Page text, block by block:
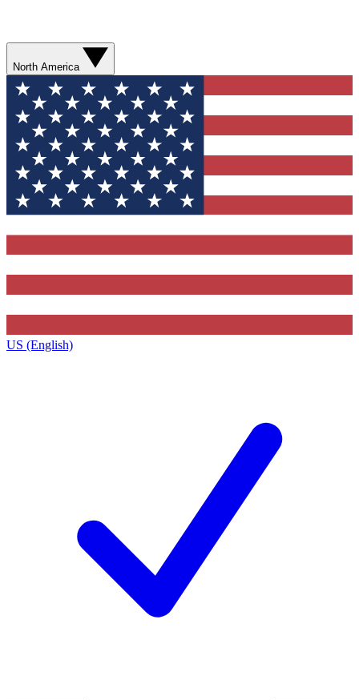
North America
US (English)